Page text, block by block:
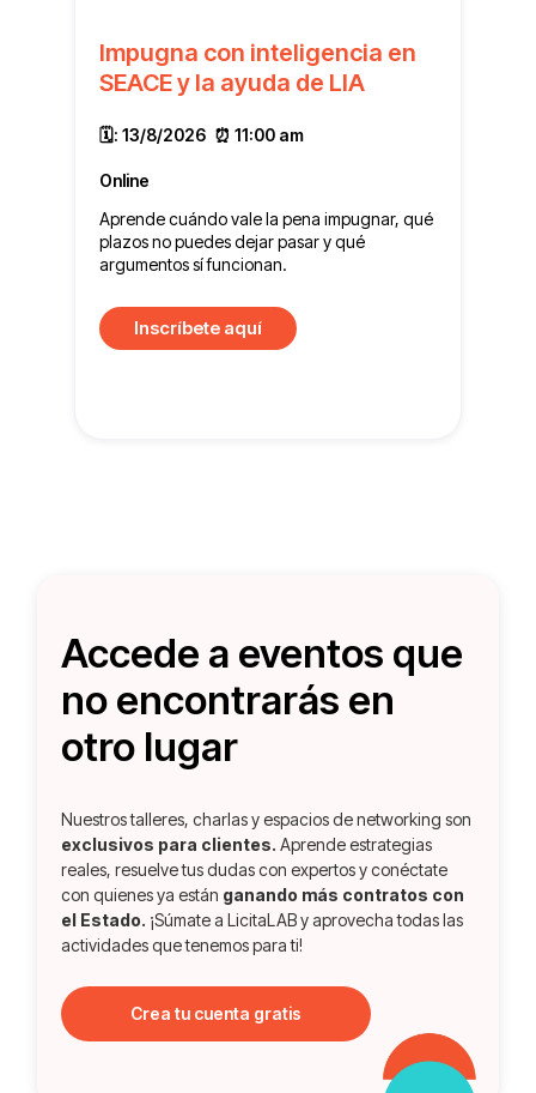
Impugna con inteligencia en
SEACE y la ayuda de LIA
🗓️: 13/8/2026 ⏰ 11:00 am
Online
Aprende cuándo vale la pena impugnar, qué
plazos no puedes dejar pasar y qué
argumentos sí funcionan.
Inscríbete aquí
Accede a eventos que
no encontrarás en
otro lugar
Nuestros talleres, charlas y espacios de networking son
exclusivos para clientes.Aprende estrategias
reales, resuelve tus dudas con expertos y conéctate
con quienes ya están ganando más contratos con
el Estado. ¡Súmate a LicitaLAB y aprovecha todas las
actividades que tenemos para ti!
Crea tu cuenta gratis